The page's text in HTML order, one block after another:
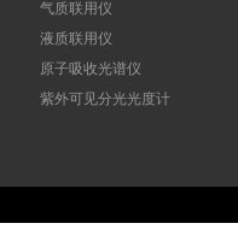
气质联用仪
液质联用仪
原子吸收光谱仪
紫外可见分光光度计